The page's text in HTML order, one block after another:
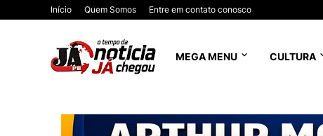
Início Quem Somos Entre em contato conosco
MEGA MENU CULTURA